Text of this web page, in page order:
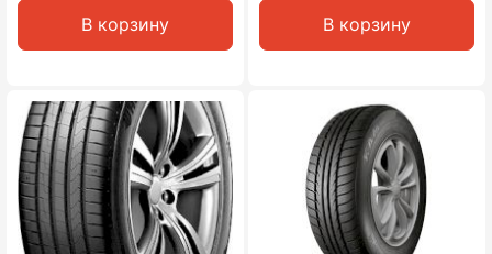
В корзину В корзину